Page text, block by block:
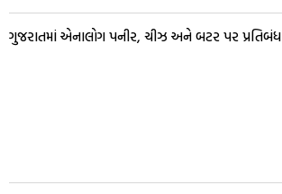
ગુજરાતમાં એનાલોગ પનીર, ચીઝ અને બટર પર પ્રતિબંધ